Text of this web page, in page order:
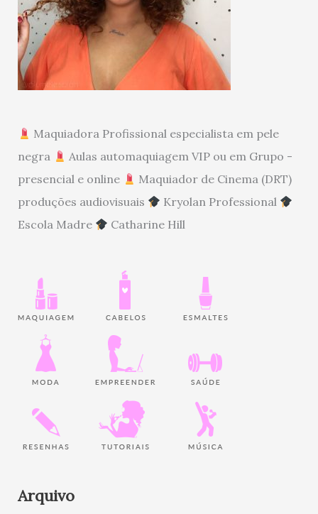
Maquiadora Profissional especialista em pele
negra
Aulas automaquiagem VIP ou em Grupo -
presencial e online
Maquiador de Cinema (DRT)
produções audiovisuais
Kryolan Professional
Escola Madre
Catharine Hill
Arquivo